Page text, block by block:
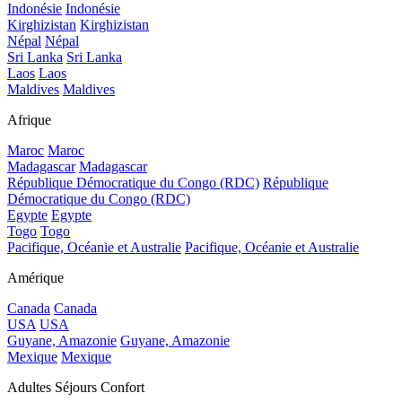
Indonésie Indonésie
Kirghizistan Kirghizistan
Népal Népal
Sri Lanka Sri Lanka
Laos Laos
Maldives Maldives
Afrique
Maroc Maroc
Madagascar Madagascar
République Démocratique du Congo (RDC) République
Démocratique du Congo (RDC)
Egypte Egypte
Togo Togo
Pacifique, Océanie et Australie Pacifique, Océanie et Australie
Amérique
Canada Canada
USA USA
Guyane, Amazonie Guyane, Amazonie
Mexique Mexique
Adultes Séjours Confort